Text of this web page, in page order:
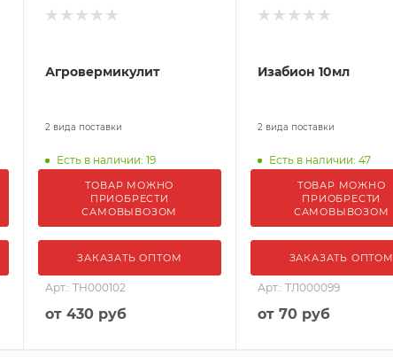
Агровермикулит
2 вида поставки
Есть в наличии: 19
ТОВАР МОЖНО
ПРИОБРЕСТИ
САМОВЫВОЗОМ
ЗАКАЗАТЬ ОПТОМ
Арт.: ТН000102
от430 руб
Изабион 10мл
2 вида поставки
Есть в наличии: 47
ТОВАР МОЖНО
ПРИОБРЕСТИ
САМОВЫВОЗОМ
ЗАКАЗАТЬ ОПТОМ
Арт.: ТЛ000099
от 70 руб